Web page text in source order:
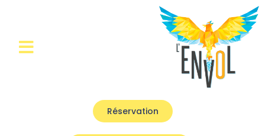
Réservation